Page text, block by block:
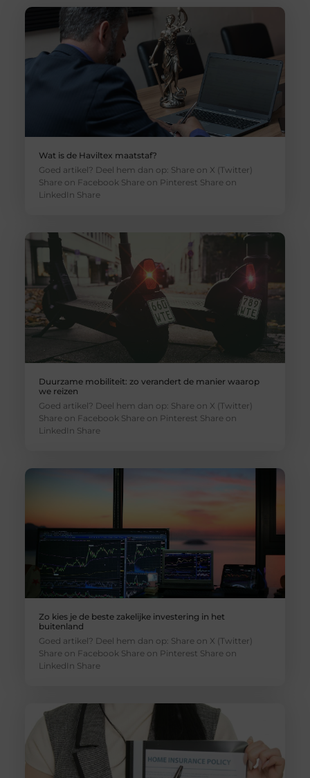
Wat is de Haviltex maatstaf?
Goed artikel? Deel hem dan op: Share on X (Twitter)
Share on Facebook Share on Pinterest Share on
LinkedIn Share
Duurzame mobiliteit: zo verandert de manier waarop
we reizen
Goed artikel? Deel hem dan op: Share on X (Twitter)
Share on Facebook Share on Pinterest Share on
LinkedIn Share
Zo kies je de beste zakelijke investering in het
buitenland
Goed artikel? Deel hem dan op: Share on X (Twitter)
Share on Facebook Share on Pinterest Share on
LinkedIn Share